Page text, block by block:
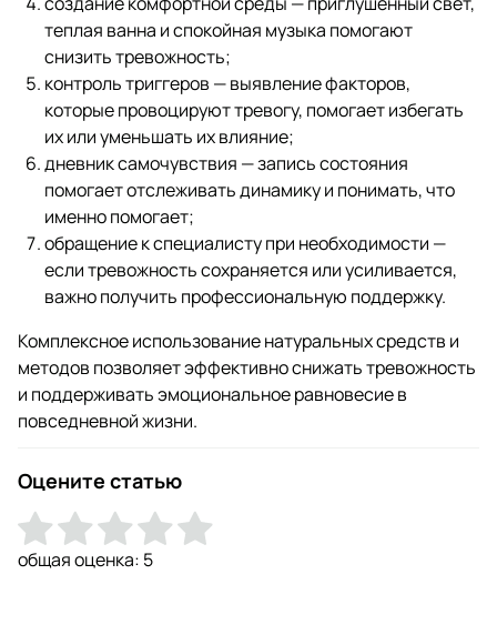
теплая ванна и спокойная музыка помогают
снизить тревожность;
контроль триггеров — выявление факторов,
которые провоцируют тревогу, помогает избегать
их или уменьшать их влияние;
дневник самочувствия — запись состояния
помогает отслеживать динамику и понимать, что
именно помогает;
обращение к специалисту при необходимости —
если тревожность сохраняется или усиливается,
важно получить профессиональную поддержку.
Комплексное использование натуральных средств и
методов позволяет эффективно снижать тревожность
и поддерживать эмоциональное равновесие в
повседневной жизни.
Оцените статью
общая оценка: 5